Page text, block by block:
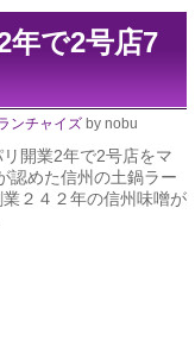
年で2号店7
ンチャイズ by nobu
開業2年で2号店をマ
認めた信州の土鍋ラー
２４２年の信州味噌が